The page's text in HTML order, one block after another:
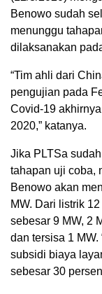
Benowo sudah
menunggu
dilaksanakan
“Tim ahli dari
pengujian pada
Covid-19
2020,” katanya.
Jika PLTSa
tahapan uji coba,
Benowo akan
MW. Dari listrik
sebesar 9 MW, 2
dan tersisa 1
subsidi biaya
sebesar 30